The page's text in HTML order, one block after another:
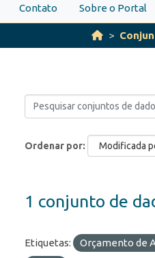
Contato Sobre o Portal
Ordenar por
1 conjunto de
Etiquetas:
Orçamento de